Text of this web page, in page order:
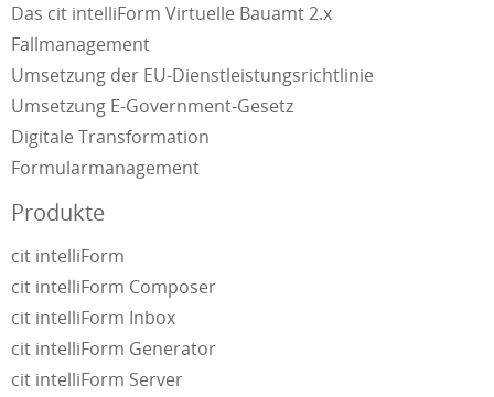
Das cit intelliForm Virtuelle Bauamt 2.x
Fallmanagement
Umsetzung der EU-Dienstleistungsrichtlinie
Umsetzung E-Government-Gesetz
Digitale Transformation
Formularmanagement
Produkte
cit intelliForm
cit intelliForm Composer
cit intelliForm Inbox
cit intelliForm Generator
cit intelliForm Server